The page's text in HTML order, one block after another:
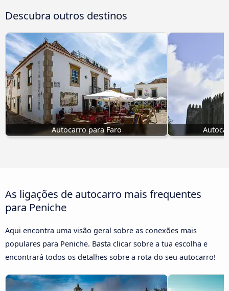
Descubra outros destinos
Autocarro para Faro
As ligações de autocarro mais frequentes
para Peniche
Aqui encontra uma visão geral sobre as conexões mais
populares para Peniche. Basta clicar sobre a tua escolha e
encontrará todos os detalhes sobre a rota do seu autocarro!